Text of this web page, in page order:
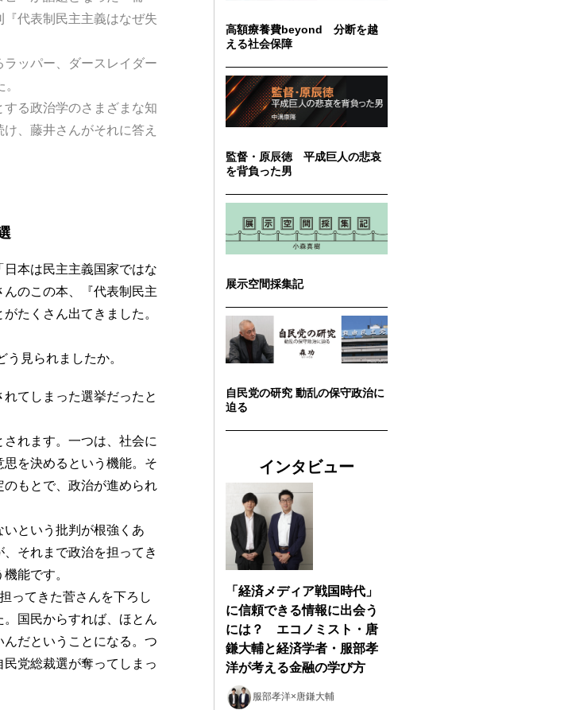
代表制民主主義はなぜ失
ッパー、ダースレイダー
る政治学のさまざまな知
、藤井さんがそれに答え
本は民主主義国家ではな
のこの本、『代表制民主
たくさん出てきました。
見られましたか。
てしまった選挙だったと
れます。一つは、社会に
を決めるという機能。そ
もとで、政治が進められ
という批判が根強くあ
それまで政治を担ってき
能です。
ってきた菅さんを下ろし
国民からすれば、ほとん
だということになる。つ
党総裁選が奪ってしまっ
高額療養費beyond 分断を越
える社会保障
監督・原辰徳 平成巨人の悲哀
を背負った男
展示空間採集記
自民党の研究 動乱の保守政治に
迫る
インタビュー
「経済メディア戦国時代」
に信頼できる情報に出会う
には？ エコノミスト・唐
鎌大輔と経済学者・服部孝
洋が考える金融の学び方
服部孝洋×唐鎌大輔